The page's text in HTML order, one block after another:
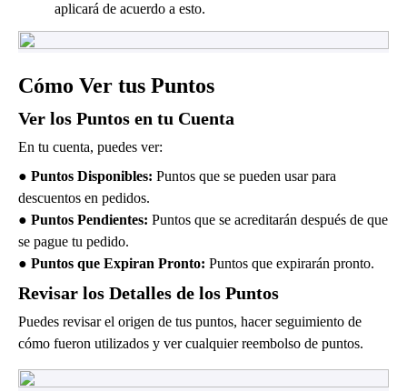
aplicará de acuerdo a esto.
Cómo Ver tus Puntos
Ver los Puntos en tu Cuenta
En tu cuenta, puedes ver:
● Puntos Disponibles: Puntos que se pueden usar para
descuentos en pedidos.
● Puntos Pendientes: Puntos que se acreditarán después de que
se pague tu pedido.
● Puntos que Expiran Pronto: Puntos que expirarán pronto.
Revisar los Detalles de los Puntos
Puedes revisar el origen de tus puntos, hacer seguimiento de
cómo fueron utilizados y ver cualquier reembolso de puntos.